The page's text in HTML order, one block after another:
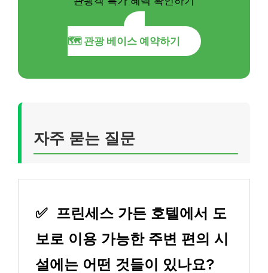
🗺️ 관광 베이스 예약하기
자주 묻는 질문
✅ 프린세스 가든 호텔에서 도
보로 이용 가능한 주변 편의 시
설에는 어떤 것들이 있나요?